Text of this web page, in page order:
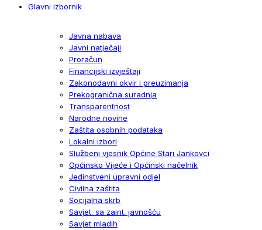
Glavni izbornik
Javna nabava
Javni natječaji
Proračun
Financijski izvještaji
Zakonodavni okvir i preuzimanja
Prekogranična suradnja
Transparentnost
Narodne novine
Zaštita osobnih podataka
Lokalni izbori
Službeni vjesnik Općine Stari Jankovci
Općinsko Vijeće i Općinski načelnik
Jedinstveni upravni odjel
Civilna zaštita
Socijalna skrb
Savjet. sa zaint. javnošću
Savjet mladih